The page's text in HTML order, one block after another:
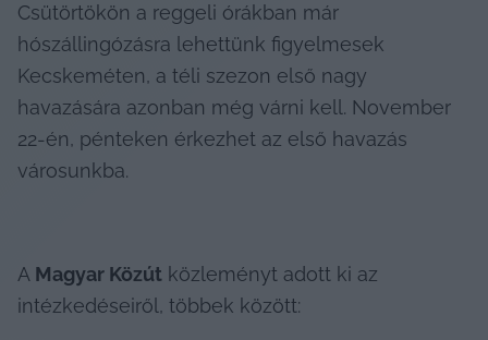
Csütörtökön a reggeli órákban már
hószállingózásra lehettünk figyelmesek
Kecskeméten, a téli szezon első nagy
havazására azonban még várni kell. November
22-én, pénteken érkezhet az első havazás
városunkba.
A Magyar Közút közleményt adott ki az
intézkedéseiről, többek között: